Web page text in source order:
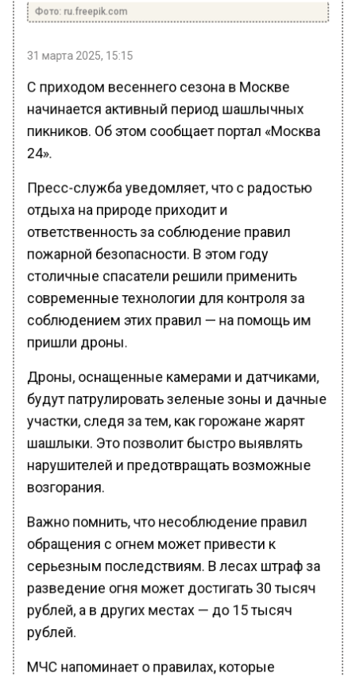
Фото: ru.freepik.com
31 марта 2025, 15:15
С приходом весеннего сезона в Москве
начинается активный период шашлычных
пикников. Об этом сообщает портал «Москва
24».
Пресс-служба уведомляет, что с радостью
отдыха на природе приходит и
ответственность за соблюдение правил
пожарной безопасности. В этом году
столичные спасатели решили применить
современные технологии для контроля за
соблюдением этих правил — на помощь им
пришли дроны.
Дроны, оснащенные камерами и датчиками,
будут патрулировать зеленые зоны и дачные
участки, следя за тем, как горожане жарят
шашлыки. Это позволит быстро выявлять
нарушителей и предотвращать возможные
возгорания.
Важно помнить, что несоблюдение правил
обращения с огнем может привести к
серьезным последствиям. В лесах штраф за
разведение огня может достигать 30 тысяч
рублей, а в других местах — до 15 тысяч
рублей.
МЧС напоминает о правилах, которые